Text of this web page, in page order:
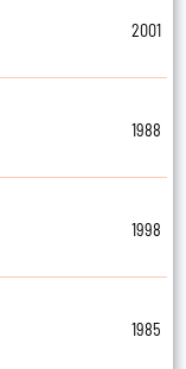
2001
1988
1998
1985